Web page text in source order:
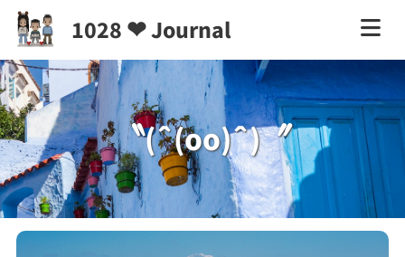
1028 ❤ Journal
〝(ˆ(oo)ˆ)〞